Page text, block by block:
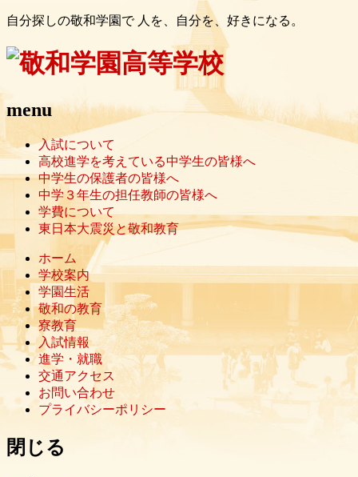
自分探しの敬和学園で 人を、自分を、好きになる。
menu
入試について
高校進学を考えている中学生の皆様へ
中学生の保護者の皆様へ
中学３年生の担任教師の皆様へ
学費について
東日本大震災と敬和教育
ホーム
学校案内
学園生活
敬和の教育
寮教育
入試情報
進学・就職
交通アクセス
お問い合わせ
プライバシーポリシー
閉じる